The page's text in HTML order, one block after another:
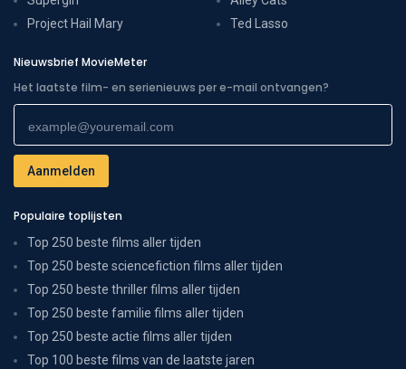
Project Hail Mary
Ted Lasso
Nieuwsbrief MovieMeter
Het laatste film- en serienieuws per e-mail ontvangen?
Populaire toplijsten
Top 250 beste films aller tijden
Top 250 beste sciencefiction films aller tijden
Top 250 beste thriller films aller tijden
Top 250 beste familie films aller tijden
Top 250 beste actie films aller tijden
Top 100 beste films van de laatste jaren